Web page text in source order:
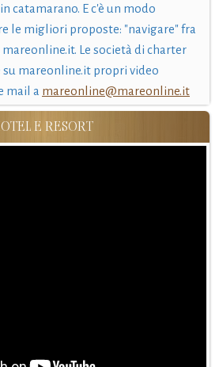
catamarano. E c'è un modo
le migliori proposte: "navigare" fra
Le società di charter
su mareonline.it propri video
mail a mareonline@mareonline.it
E RESORT